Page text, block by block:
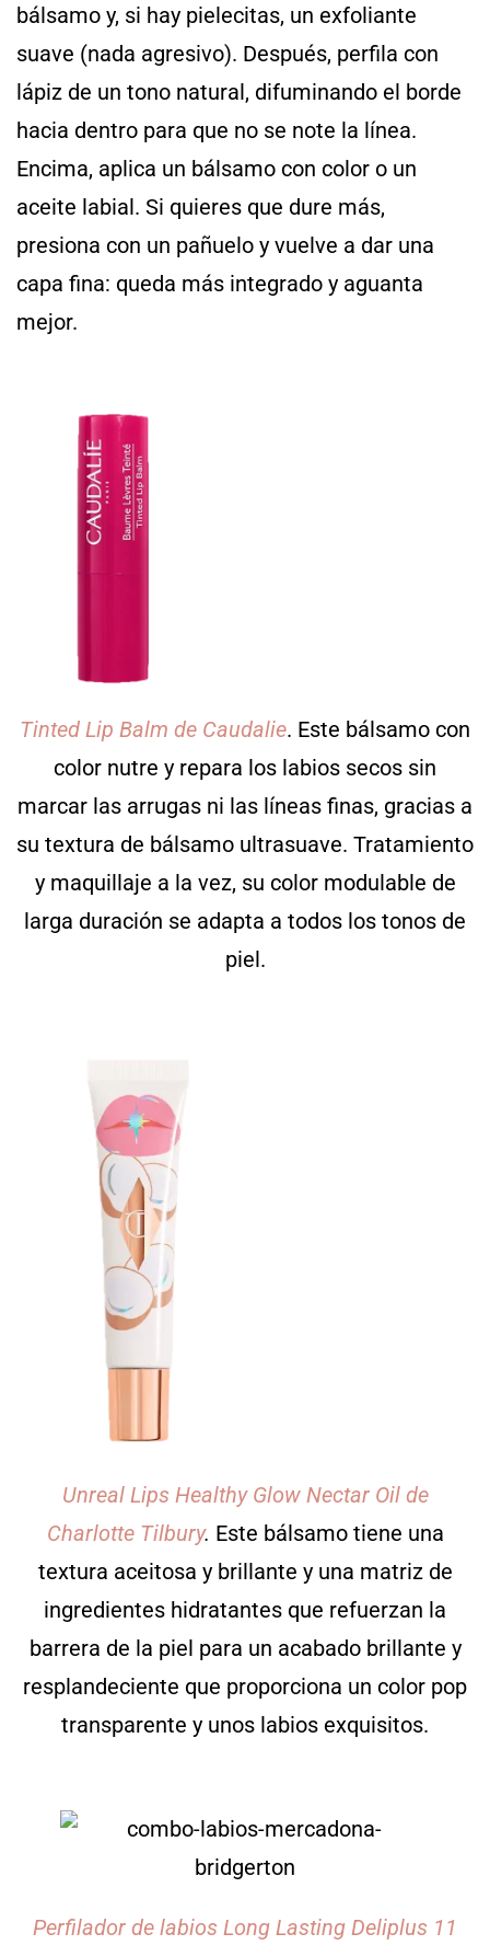
bálsamo y, si hay pielecitas, un exfoliante
suave (nada agresivo). Después, perfila con
lápiz de un tono natural, difuminando el borde
hacia dentro para que no se note la línea.
Encima, aplica un bálsamo con color o un
aceite labial. Si quieres que dure más,
presiona con un pañuelo y vuelve a dar una
capa fina: queda más integrado y aguanta
mejor.
Tinted Lip Balm de Caudalie. Este bálsamo con
color nutre y repara los labios secos sin
marcar las arrugas ni las líneas finas, gracias a
su textura de bálsamo ultrasuave. Tratamiento
y maquillaje a la vez, su color modulable de
larga duración se adapta a todos los tonos de
piel.
Unreal Lips Healthy Glow Nectar Oil de
Charlotte Tilbury. Este bálsamo tiene una
textura aceitosa y brillante y una matriz de
ingredientes hidratantes que refuerzan la
barrera de la piel para un acabado brillante y
resplandeciente que proporciona un color pop
transparente y unos labios exquisitos.
Perfilador de labios Long Lasting Deliplus 11